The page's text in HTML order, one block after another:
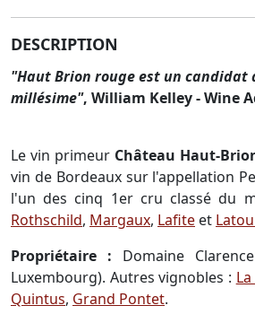
DESCRIPTION
"Haut Brion rouge est un candidat
millésime", William Kelley - Wine
Le vin primeur Château Haut-
vin de Bordeaux sur l'appellation
l'un des cinq 1er cru classé du
Rothschild, Margaux, Lafite et
Propriétaire : Domaine
Luxembourg). Autres vignobles :
Quintus, Grand Pontet.